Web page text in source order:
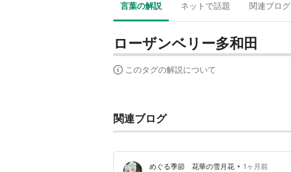
言葉の解説 ネットで話題 関連ブログ
ローザンベリー多和田
このタグの解説について
関連ブログ
めぐる季節 花華の雪月花 • 1ヶ月前